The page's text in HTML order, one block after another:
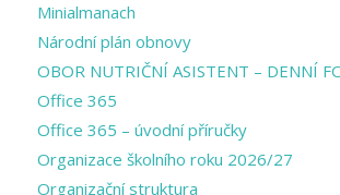
Minialmanach
Národní plán obnovy
OBOR NUTRIČNÍ ASISTENT – DENNÍ
Office 365
Office 365 – úvodní příručky
Organizace školního roku 2026/27
Organizační struktura